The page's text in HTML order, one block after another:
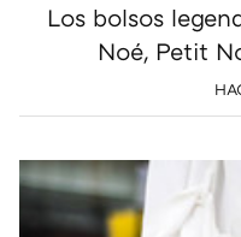
Los bolsos
Noé, Petit